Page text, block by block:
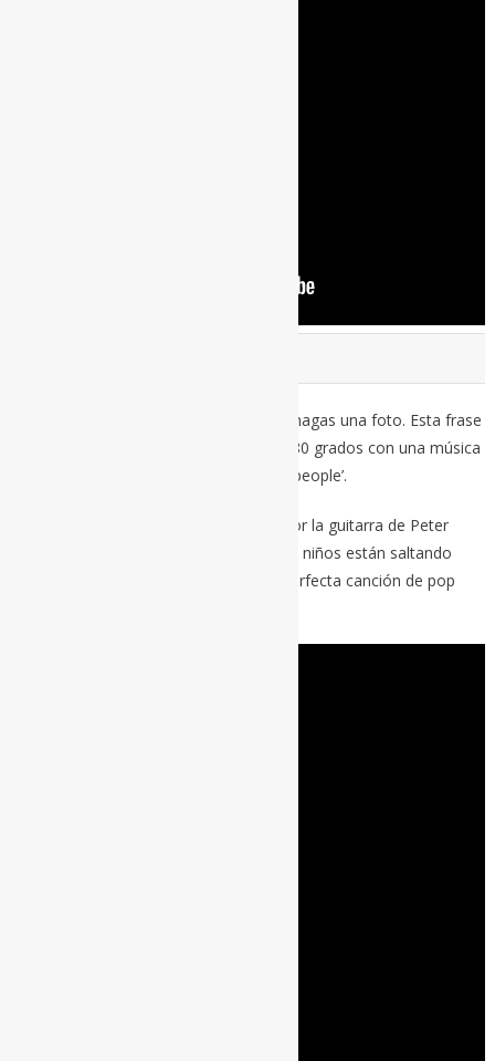
He tenido un mal día, por favor, no me hagas una foto. Esta frase
cambia de sentido en una rotonda de 180 grados con una música
que es festiva casi como ‘Shinny happy people’.
Algo así debe ser porque, conducidos por la guitarra de Peter
Buck, en el salón de casa de repente los niños están saltando
sobre los sillones. Es lo que tiene una perfecta canción de pop